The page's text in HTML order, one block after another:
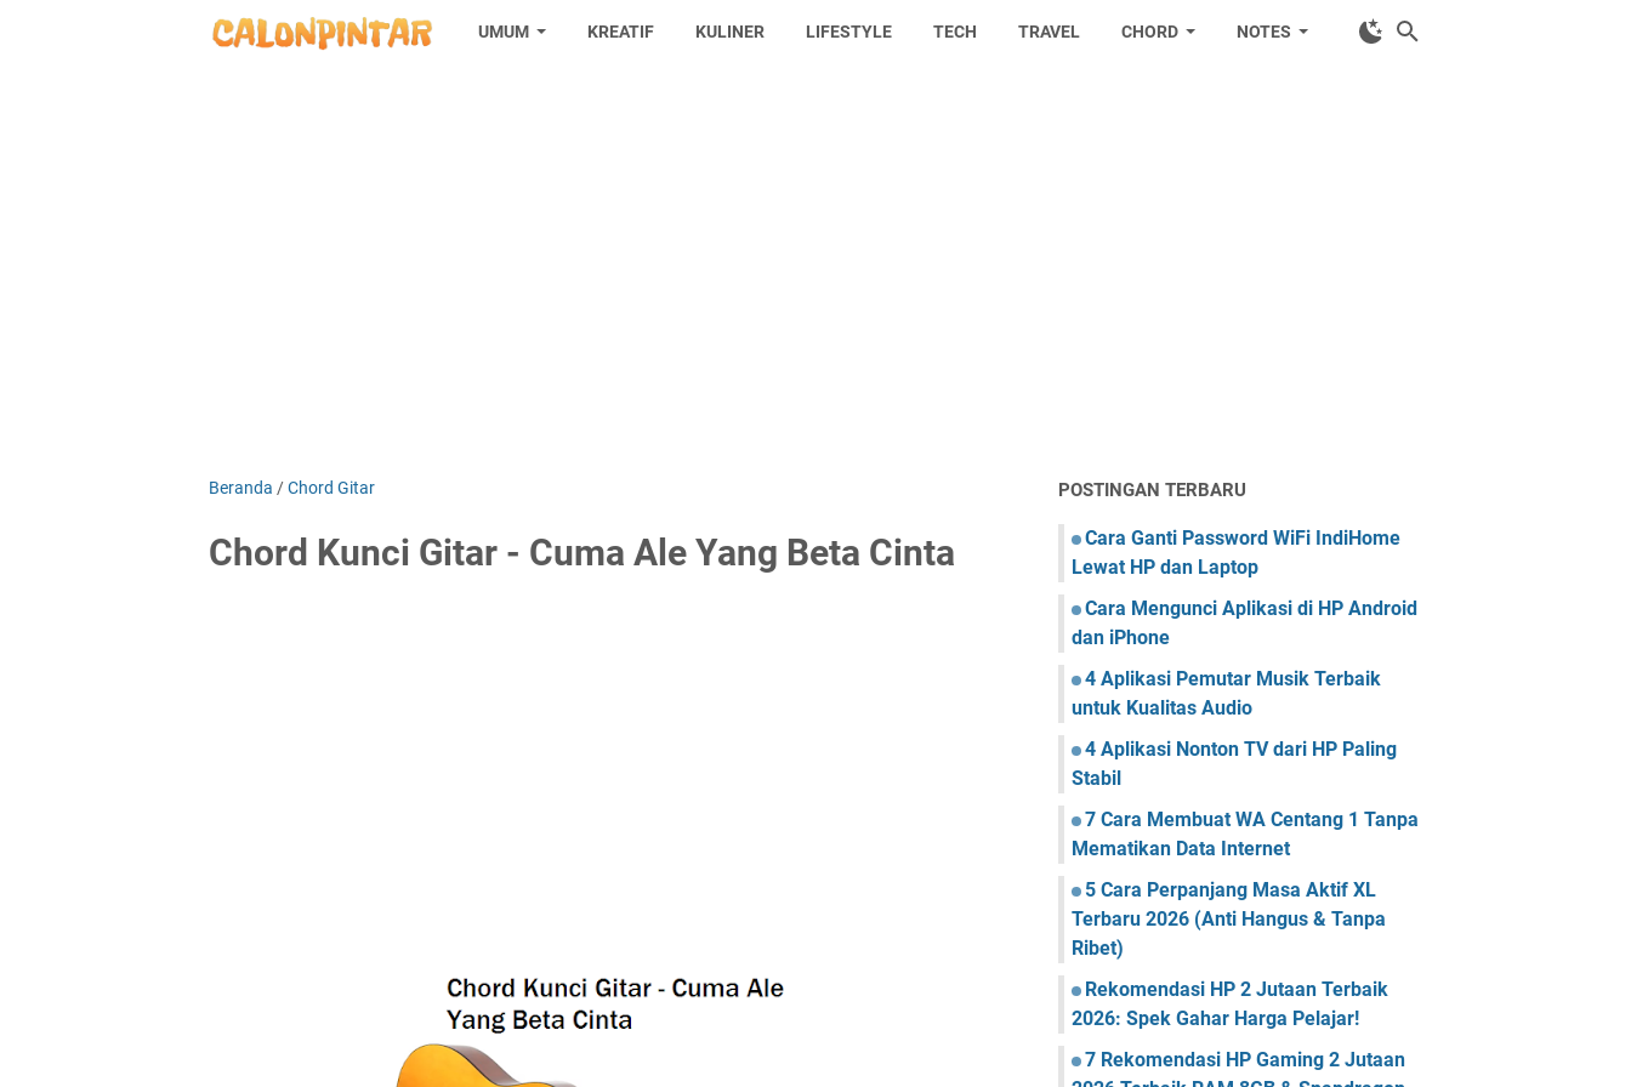
UMUM KREATIF KULINER LIFESTYLE TECH TRAVEL CHORD NOTES
Beranda /Chord Gitar
Chord Kunci Gitar - Cuma Ale Yang Beta Cinta
POSTINGAN TERBARU
Cara Ganti Password WiFi IndiHome
Lewat HP dan Laptop
Cara Mengunci Aplikasi di HP Android
dan iPhone
4 Aplikasi Pemutar Musik Terbaik
untuk Kualitas Audio
4 Aplikasi Nonton TV dari HP Paling
Stabil
7 Cara Membuat WA Centang 1 Tanpa
Mematikan Data Internet
5 Cara Perpanjang Masa Aktif XL
Terbaru 2026 (Anti Hangus & Tanpa
Ribet)
Rekomendasi HP 2 Jutaan Terbaik
2026: Spek Gahar Harga Pelajar!
7 Rekomendasi HP Gaming 2 Jutaan